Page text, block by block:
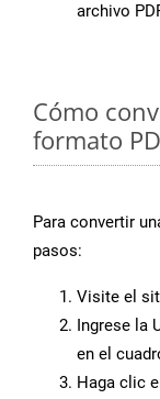
archivo
Cómo
formato
Para convertir
pasos:
Visite el
Ingrese la
en el
Haga clic